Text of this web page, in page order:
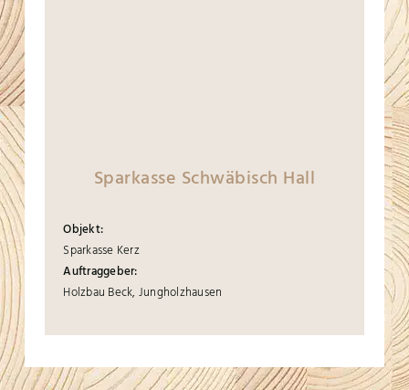
Sparkasse Schwäbisch Hall
Objekt:
Sparkasse Kerz
Auftraggeber:
Holzbau Beck, Jungholzhausen